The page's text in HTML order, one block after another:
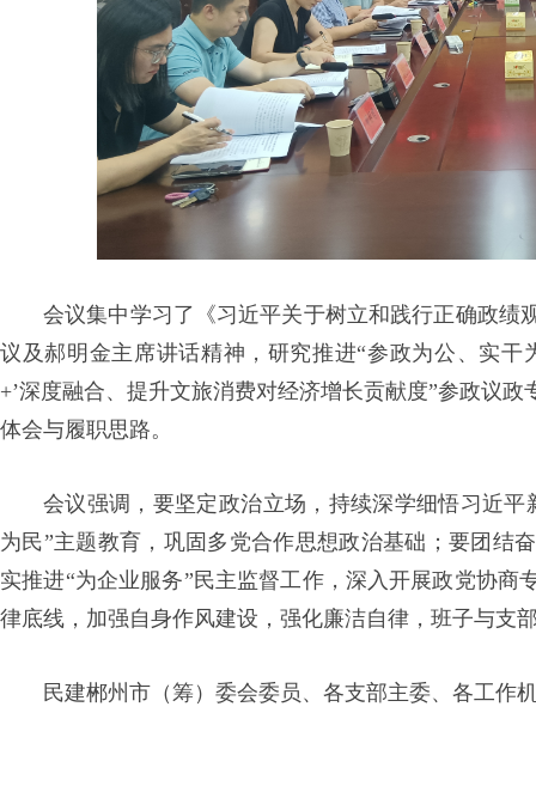
会议集中学习了《习近平关于树立和践行正确政绩
议及郝明金主席讲话精神，研究推进“参政为公、实干
+’深度融合、提升文旅消费对经济增长贡献度”参政议
体会与履职思路。
会议强调，要坚定政治立场，持续深学细悟习近
为民”主题教育，巩固多党合作思想政治基础；要团结
实推进“为企业服务”民主监督工作，深入开展政党协
律底线，加强自身作风建设，强化廉洁自律，班子与支
民建郴州市（筹）委会委员、各支部主委、各工作